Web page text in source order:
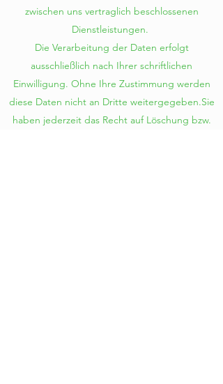
zwischen uns vertraglich beschlossenen
Dienstleistungen.
Die Verarbeitung der Daten erfolgt
ausschließlich nach Ihrer schriftlichen
Einwilligung. Ohne Ihre Zustimmung werden
diese Daten nicht an Dritte weitergegeben.Sie
haben jederzeit das Recht auf Löschung bzw.